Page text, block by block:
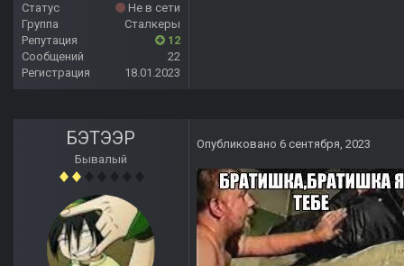
Статус
Не в сети
Группа
Сталкеры
Репутация
12
Сообщений
22
Регистрация
18.01.2023
БЭТЭЭР
Бывалый
Опубликовано 6 сентября, 2023